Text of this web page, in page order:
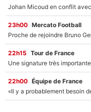
23h00 Mercato Football
22h15 Tour de France
22h00 Équipe de France